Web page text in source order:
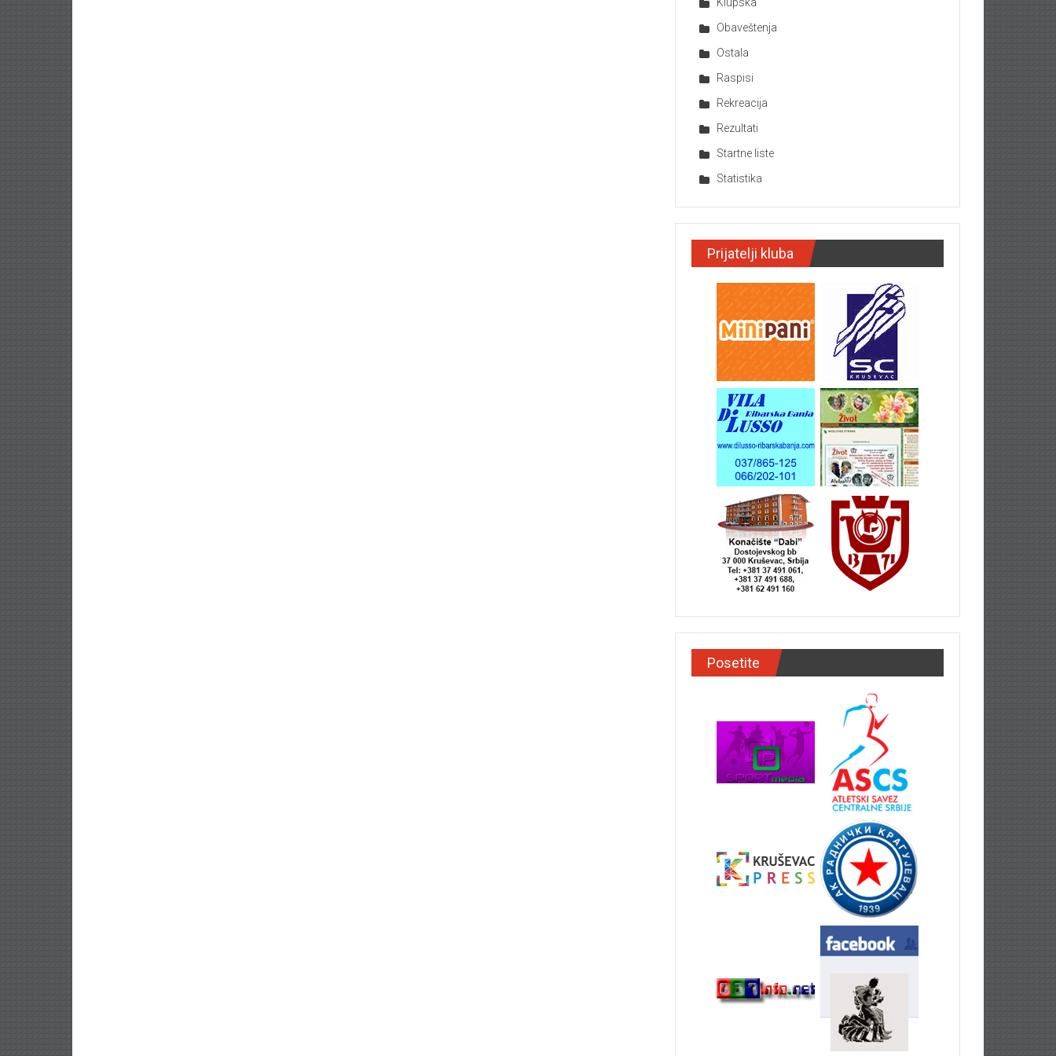
Obaveštenja
Ostala
Raspisi
Rekreacija
Rezultati
Startne liste
Statistika
Prijatelji kluba
Posetite